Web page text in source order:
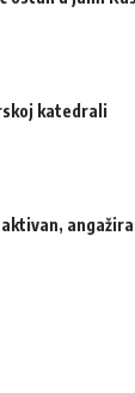
katedrali